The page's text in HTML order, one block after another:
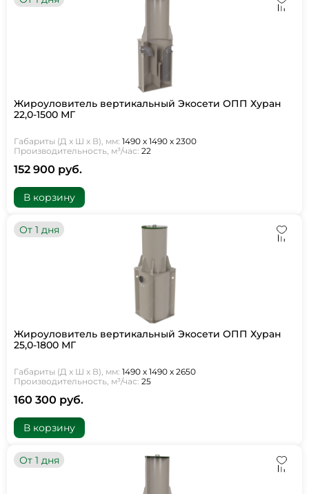
Жироуловитель вертикальный Экосети ОПП Хуран
22,0-1500 МГ
Габариты (Д х Ш х В), мм: 1490 х 1490 х 2300
Производительность, м³/час: 22
152 900 руб.
В корзину
От 1 дня
Жироуловитель вертикальный Экосети ОПП Хуран
25,0-1800 МГ
Габариты (Д х Ш х В), мм: 1490 х 1490 х 2650
Производительность, м³/час: 25
160 300 руб.
В корзину
От 1 дня